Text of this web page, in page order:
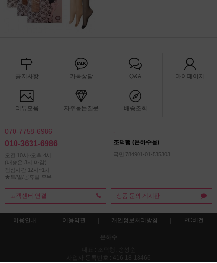
공지사항 카톡상담 Q&A 마이페이지
리뷰모음 자주묻는질문 배송조회
070-7758-6986
010-3631-6986
오전 10시~오후 4시
(배송은 3시 마감)
점심시간 12시~1시
★토/일/공휴일 휴무
-
조덕행 (은하수몰)
국민 784901-01-535303
고객센터 연결 상품 문의 게시판
이용안내 이용약관 개인정보처리방침 PC버전
은하수
사업자 등록번호 : 416-18-18466